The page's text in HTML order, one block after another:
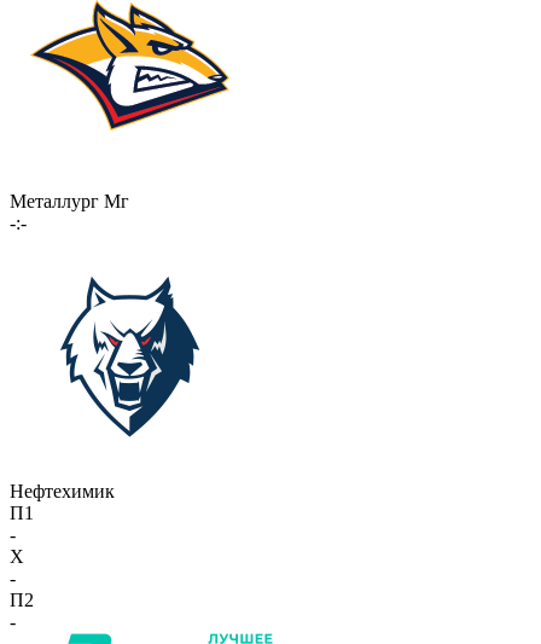
Металлург Мг
-:-
Нефтехимик
П1
-
X
-
П2
-